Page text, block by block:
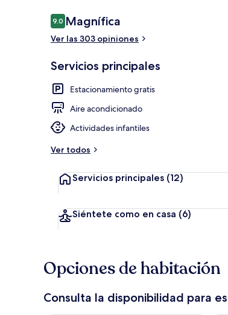
Opiniones
9.09.0 de 10,
Magnífica
Ver las 303 opiniones
Servicios principales
Estacionamiento gratis
Aire acondicionado
Actividades infantiles
Ver todos
Servicios principales (12)
Siéntete como en casa (6)
Opciones de habitación
Consulta la disponibilidad para